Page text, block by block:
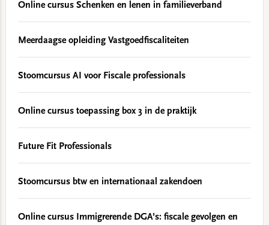
Online cursus Schenken en lenen in familieverband
Meerdaagse opleiding Vastgoedfiscaliteiten
Stoomcursus AI voor Fiscale professionals
Online cursus toepassing box 3 in de praktijk
Future Fit Professionals
Stoomcursus btw en internationaal zakendoen
Online cursus Immigrerende DGA’s: fiscale gevolgen en